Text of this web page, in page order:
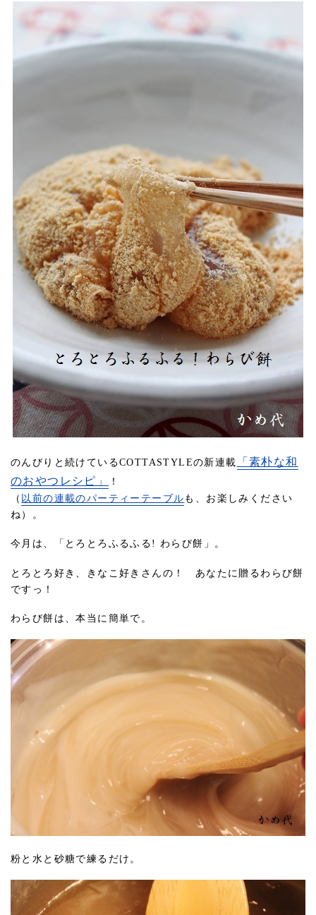
のんびりと続けているCOTTASTYLEの新連載
「素朴な和
のおやつレシピ」
！
（ 以前の連載のパーティーテーブル も、お楽しみください
ね）。
今月は、「とろとろふるふる! わらび餅」。
とろとろ好き、きなこ好きさんの！ あなたに贈るわらび餅
ですっ！
わらび餅は、本当に簡単で。
粉と水と砂糖で練るだけ。